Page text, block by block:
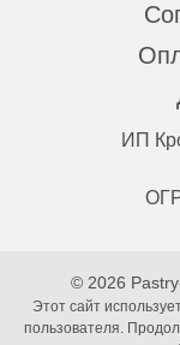
ИП
© 2026
Этот сайт
пользователя.